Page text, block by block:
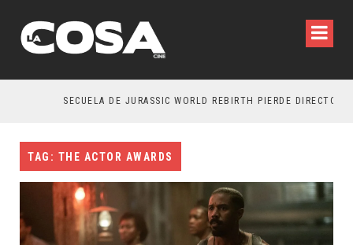
SECUELA DE JURASSIC WORLD REBIRTH PIERDE DIRECTOR
TAG: THE ACTOR AWARDS